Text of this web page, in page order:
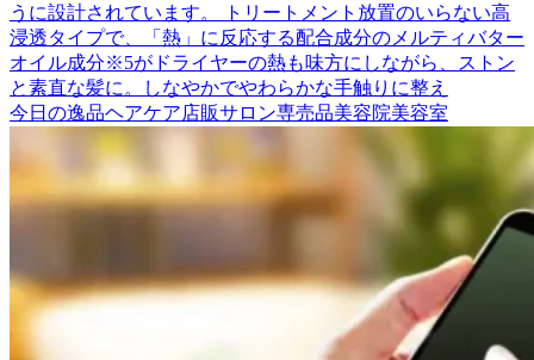
うに設計されています。 トリートメント放置のいらない高
浸透タイプで、「熱」に反応する配合成分のメルティバター
オイル成分※5がドライヤーの熱も味方にしながら、ストン
と素直な髪に。しなやかでやわらかな手触りに整え
今日の逸品ヘアケア店販サロン専売品美容院美容室